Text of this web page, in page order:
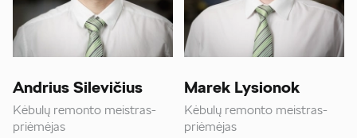
Andrius Silevičius
Kėbulų remonto meistras-
priėmėjas
Marek Lysionok
Kėbulų remonto meistras-
priėmėjas